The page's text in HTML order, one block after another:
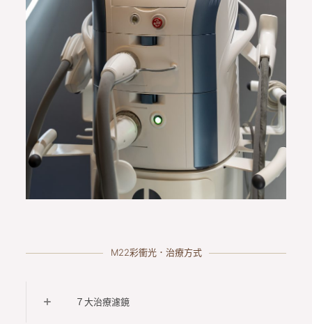
M22彩衝光．治療方式
７大治療濾鏡